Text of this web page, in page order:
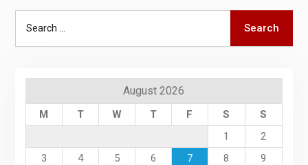
Search
August 2026
M T W T F S
S
1
2
3
4 5 6 7 8
9